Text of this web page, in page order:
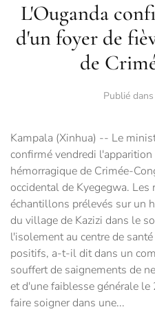
L'Ouganda
d'un foyer de
de
Publié dans
Kampala (Xinhua) -- Le
confirmé vendredi
hémorragique de Crimée-
occidental de Kyegegwa.
échantillons prélevés sur un
du village de Kazizi dans le
l'isolement au centre de
positifs, a-t-il dit dans un
souffert de saignements de
et d'une faiblesse générale le
faire soigner dans une...